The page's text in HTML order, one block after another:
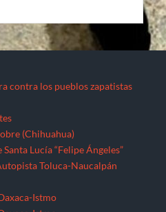
contra los pueblos zapatistas
(Chihuahua)
Lucía “Felipe Ángeles”
Toluca-Naucalpán
Istmo